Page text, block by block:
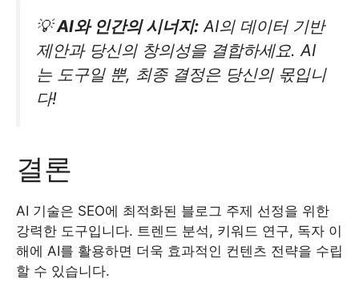
💡AI와 인간의 시너지: AI의 데이터 기반
제안과 당신의 창의성을 결합하세요. AI
는 도구일 뿐, 최종 결정은 당신의 몫입니
다!
결론
AI 기술은 SEO에 최적화된 블로그 주제 선정을 위한
강력한 도구입니다. 트렌드 분석, 키워드 연구, 독자 이
해에 AI를 활용하면 더욱 효과적인 컨텐츠 전략을 수립
할 수 있습니다.